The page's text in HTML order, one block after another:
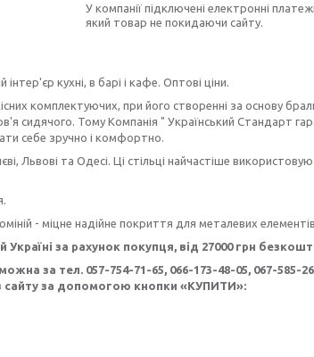
У компанії підключені електронні
який товар не покидаючи сайту.
кухні, в барі і кафе. Оптові ціни.
комплектуючих, при його створенні за основу
сидячого. Тому Компанія " Український Стандарт
себе зручно і комфортно.
Львові та Одесі. Ці стільці найчастіше
- міцне надійне покриття для металевих
за рахунок покупця, від 27000 грн
за тел. 057-754-71-65, 066-173-48-05, 067-585-
сайту за допомогою кнопки «КУПИТИ»: